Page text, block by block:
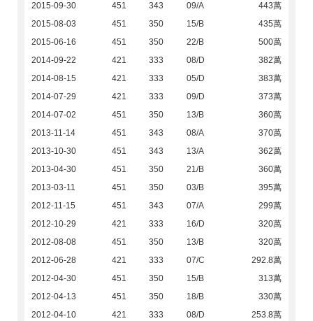
2015-09-30
451 343 09/A
443萬
2015-08-03
451 350 15/B
435萬
2015-06-16
451 350 22/B
500萬
2014-09-22
421 333 08/D
382萬
2014-08-15
421 333 05/D
383萬
2014-07-29
421 333 09/D
373萬
2014-07-02
451 350 13/B
360萬
2013-11-14
451 343 08/A
370萬
2013-10-30
451 343 13/A
362萬
2013-04-30
451 350 21/B
360萬
2013-03-11
451 350 03/B
395萬
2012-11-15
451 343 07/A
299萬
2012-10-29
421 333 16/D
320萬
2012-08-08
451 350 13/B
320萬
2012-06-28
421 333 07/C
292.8萬
2012-04-30
451 350 15/B
313萬
2012-04-13
451 350 18/B
330萬
2012-04-10
421 333 08/D
253.8萬